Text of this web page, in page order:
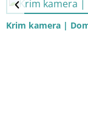
Krim kamera |